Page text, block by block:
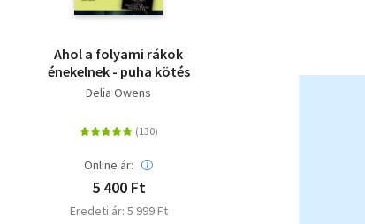
Ahol a folyami rákok
énekelnek - puha kötés
Delia Owens
Online ár:
5 400 Ft
Eredeti ár: 5 999 Ft